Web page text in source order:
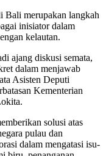
Bali merupakan langkah
inisiator dalam
kelautan.
ajang diskusi semata,
dalam menjawab
Asisten Deputi
Kementerian
solusi atas
pulau dan
dalam mengatasi isu-